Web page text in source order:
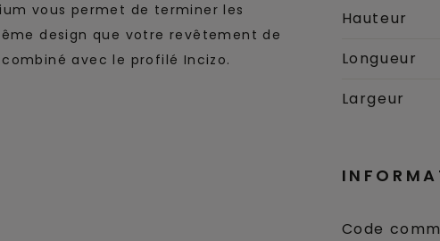
vous permet de terminer les
design que votre revêtement de
avec le profilé Incizo.
Hauteur
Longueur
Largeur
Code